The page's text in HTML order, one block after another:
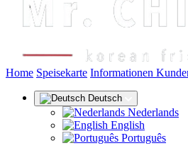
Home Speisekarte Informationen
Deutsch
Nederlands
English
Português